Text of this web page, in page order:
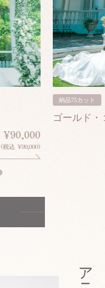
¥90,000
(税込 ¥99,000)
納品75カット
ゴールド・